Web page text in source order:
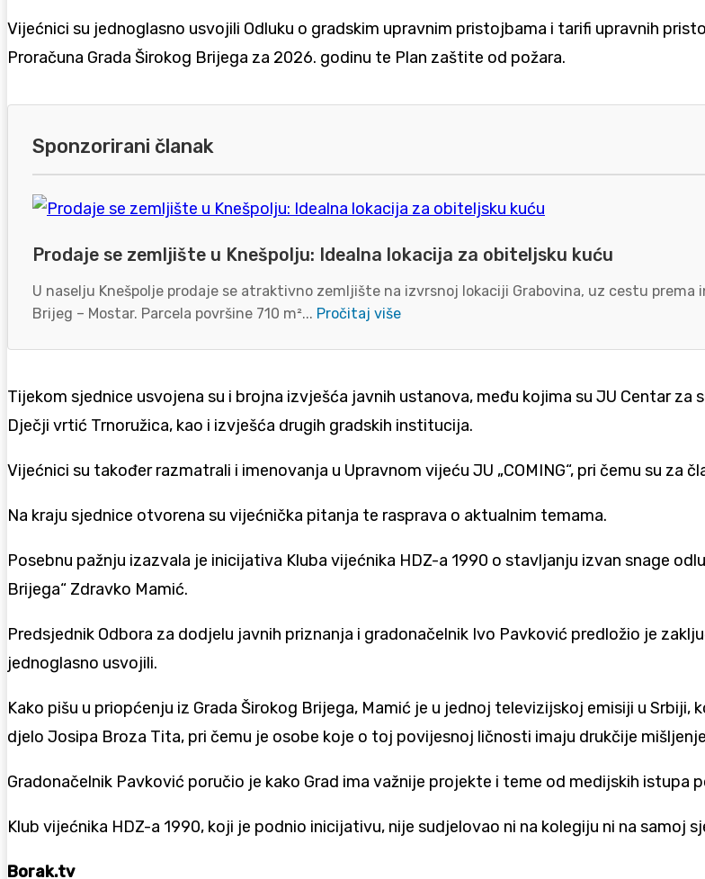
Vijećnici su jednoglasno usvojili Odluku o gradskim upravnim pristojbama i tarifi upravnih
Proračuna Grada Širokog Brijega za 2026. godinu te Plan zaštite od požara.
Sponzorirani članak
Prodaje se zemljište u Knešpolju: Idealna lokacija za obiteljsku kuću
U naselju Knešpolje prodaje se atraktivno zemljište na izvrsnoj lokaciji Grabovina, uz cestu
Brijeg – Mostar. Parcela površine 710 m²... Pročitaj više
Tijekom sjednice usvojena su i brojna izvješća javnih ustanova, među kojima su JU Centar
Dječji vrtić Trnoružica, kao i izvješća drugih gradskih institucija.
Vijećnici su također razmatrali i imenovanja u Upravnom vijeću JU „COMING“, pri čemu su za
Na kraju sjednice otvorena su vijećnička pitanja te rasprava o aktualnim temama.
Posebnu pažnju izazvala je inicijativa Kluba vijećnika HDZ-a 1990 o stavljanju izvan snage
Brijega“ Zdravko Mamić.
Predsjednik Odbora za dodjelu javnih priznanja i gradonačelnik Ivo Pavković predložio je
jednoglasno usvojili.
Kako pišu u priopćenju iz Grada Širokog Brijega, Mamić je u jednoj televizijskoj emisiji u
djelo Josipa Broza Tita, pri čemu je osobe koje o toj povijesnoj ličnosti imaju drukčije
Gradonačelnik Pavković poručio je kako Grad ima važnije projekte i teme od medijskih istupa
Klub vijećnika HDZ-a 1990, koji je podnio inicijativu, nije sudjelovao ni na kolegiju ni na samoj
Borak.tv